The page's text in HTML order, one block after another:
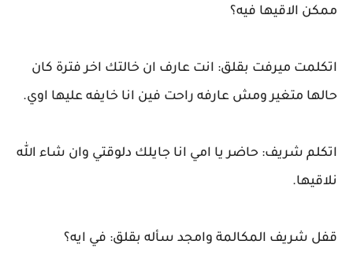
ممكن الاقيها فيه؟
اتكلمت ميرفت بقلق: انت عارف ان خالتك اخر فترة كان
حالها متغير ومش عارفه راحت فين انا خايفه عليها اوي.
اتكلم شريف: حاضر يا امي انا جايلك دلوقتي وان شاء الله
نلاقيها.
قفل شريف المكالمة وامجد سأله بقلق: في ايه؟